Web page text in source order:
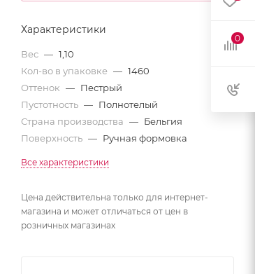
Характеристики
Вес — 1,10
Кол-во в упаковке — 1460
Оттенок — Пестрый
Пустотность — Полнотелый
Страна производства — Бельгия
Поверхность — Ручная формовка
Все характеристики
Цена действительна только для интернет-
магазина и может отличаться от цен в
розничных магазинах
0